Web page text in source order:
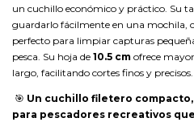
un cuchillo económico y práctico. Su
guardarlo fácilmente en una mochila,
perfecto para limpiar capturas
pesca. Su hoja de 10.5 cm ofrece
largo, facilitando cortes finos y precisos.
🎯 Un cuchillo filetero
para pescadores recreativos